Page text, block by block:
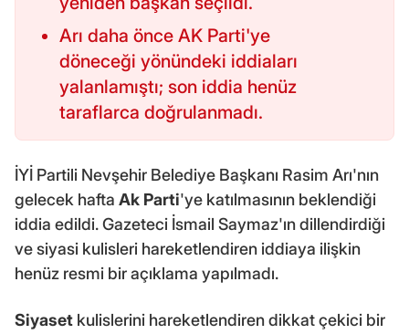
Arı daha önce AK Parti'ye
döneceği yönündeki iddiaları
yalanlamıştı; son iddia henüz
taraflarca doğrulanmadı.
İYİ Partili Nevşehir Belediye Başkanı Rasim Arı'nın
gelecek hafta Ak Parti'ye katılmasının beklendiği
iddia edildi. Gazeteci İsmail Saymaz'ın dillendirdiği
ve siyasi kulisleri hareketlendiren iddiaya ilişkin
henüz resmi bir açıklama yapılmadı.
Siyaset kulislerini hareketlendiren dikkat çekici bir